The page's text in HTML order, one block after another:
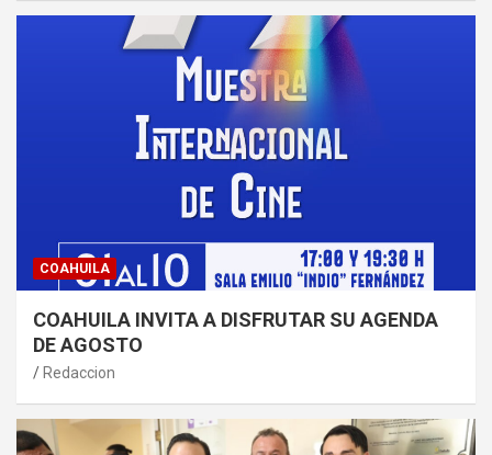
COAHUILA
COAHUILA INVITA A DISFRUTAR SU AGENDA
DE AGOSTO
Redaccion